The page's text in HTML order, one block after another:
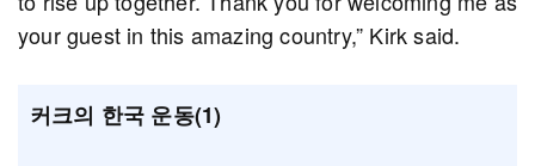
your guest in this amazing country,” Kirk said.
커크의 한국 운동(1)